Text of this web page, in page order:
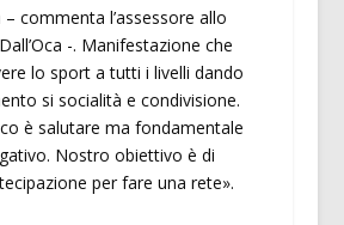
– commenta l’assessore allo
-. Manifestazione che
lo sport a tutti i livelli dando
si socialità e condivisione.
è salutare ma fondamentale
Nostro obiettivo è di
per fare una rete».